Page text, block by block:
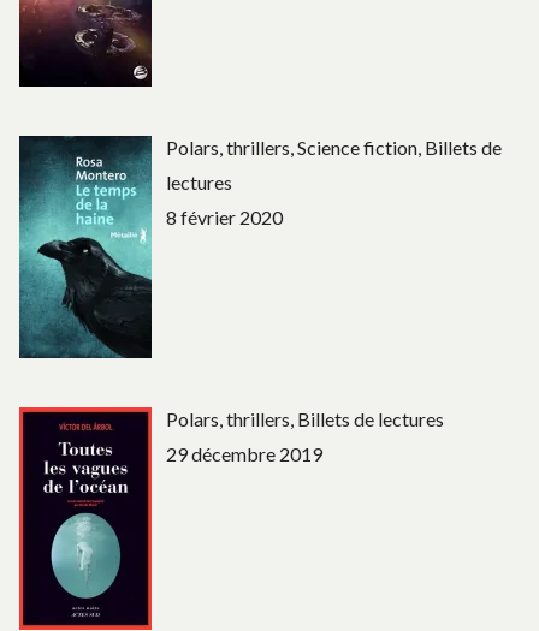
Polars, thrillers, Science fiction, Billets de
lectures
8 février 2020
Polars, thrillers, Billets de lectures
29 décembre 2019